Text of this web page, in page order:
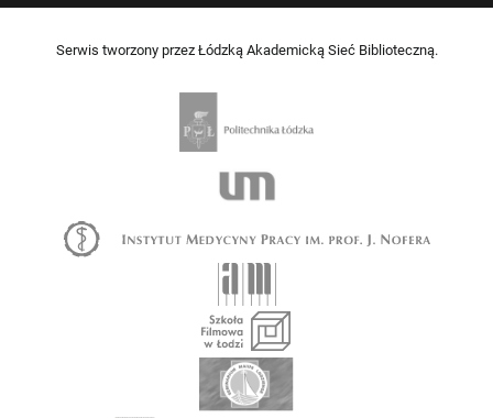
Serwis tworzony przez Łódzką Akademicką Sieć Biblioteczną.